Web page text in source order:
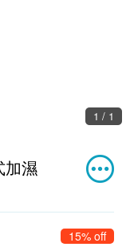
1 / 1
加濕
15% off